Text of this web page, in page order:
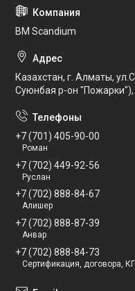
BM Scandium
Казахстан, г. Алматы,
Суюнбая р-он
+7 (701) 405-90-00
Роман
+7 (702) 449-92-56
Руслан
+7 (702) 888-84-67
Алишер
+7 (702) 888-87-39
Анвар
+7 (702) 888-84-73
Сертификация, договора, КП